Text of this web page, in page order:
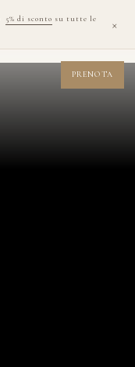
5% di sconto su tutte le
×
PRENOTA